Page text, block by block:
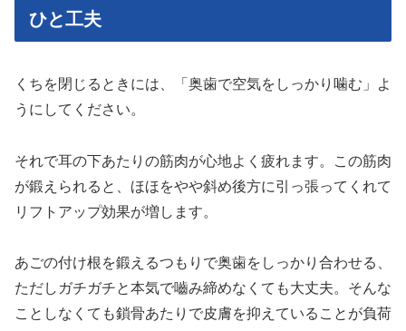
ひと工夫
くちを閉じるときには、「奥歯で空気をしっかり噛む」よ
うにしてください。
それで耳の下あたりの筋肉が心地よく疲れます。この筋肉
が鍛えられると、ほほをやや斜め後方に引っ張ってくれて
リフトアップ効果が増します。
あごの付け根を鍛えるつもりで奥歯をしっかり合わせる、
ただしガチガチと本気で嚙み締めなくても大丈夫。そんな
ことしなくても鎖骨あたりで皮膚を抑えていることが負荷